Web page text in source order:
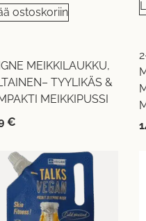
ostoskoriin
MEIKKILAUKKU,
TYYLIKÄS &
MEIKKIPUSSI
€